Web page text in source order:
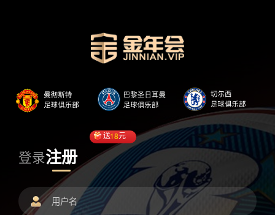
登录注册
送18元